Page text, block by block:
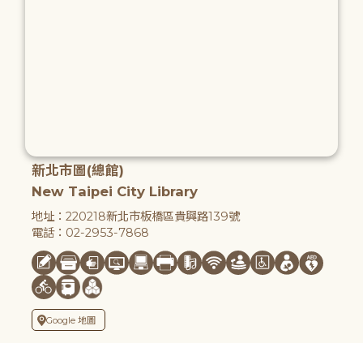
新北市圖(總館)
New Taipei City Library
地址：220218新北市板橋區貴興路139號
電話：02-2953-7868
Google 地圖